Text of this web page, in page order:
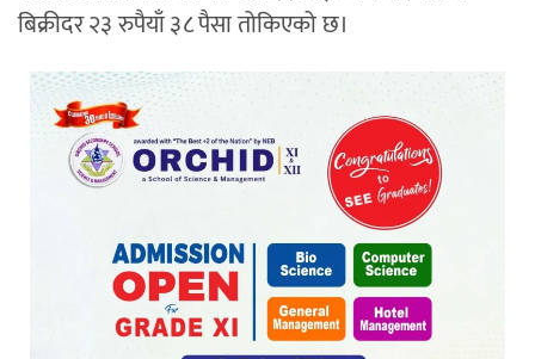
बिक्रीदर २३ रुपैयाँ ३८ पैसा तोकिएको छ।